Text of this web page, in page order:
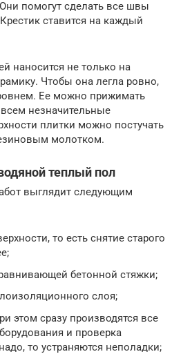
помогут сделать все швы
ставится на каждый
наносится не только на
Чтобы она легла ровно,
Ее можно прижимать
незначительные
плитки можно постучать
молотком.
теплый пол
выглядит следующим
то есть снятие старого
бетонной стяжки;
слоя;
этом сразу производятся все
и проверка
то устраняются неполадки;